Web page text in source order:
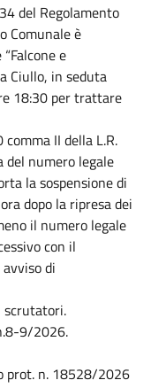
del Regolamento
Comunale è
e
Ciullo, in seduta
18:30 per trattare
II della L.R.
numero legale
la sospensione di
dopo la ripresa dei
il numero legale
con il
di
scrutatori.
9/2026.
prot. n. 18528/2026